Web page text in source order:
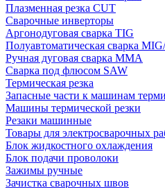
Плазменная резка CUT
Сварочные инверторы
Аргонодуговая сварка TIG
Полуавтоматическая сварка
Ручная дуговая сварка MMA
Сварка под флюсом SAW
Термическая резка
Запасные части к машинам
Машины термической резки
Резаки машинные
Товары для электросварочных
Блок жидкостного охлаждения
Блок подачи проволоки
Зажимы ручные
Зачистка сварочных швов